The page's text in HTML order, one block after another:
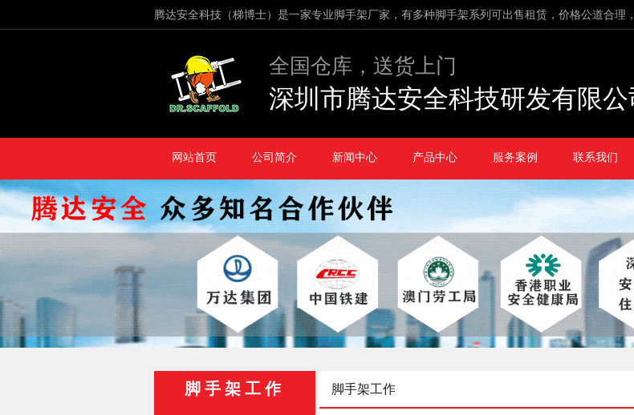
腾达安全科技（梯博士）是一家专业脚手架厂家，有多种脚手架系列可出售租赁，价格公道合理
全国仓库，送货上门
深圳市腾达安全科技研发有限公
网站首页 公司简介 新闻中心 产品中心 服务案例 联系我们
脚手架工作 脚手架工作